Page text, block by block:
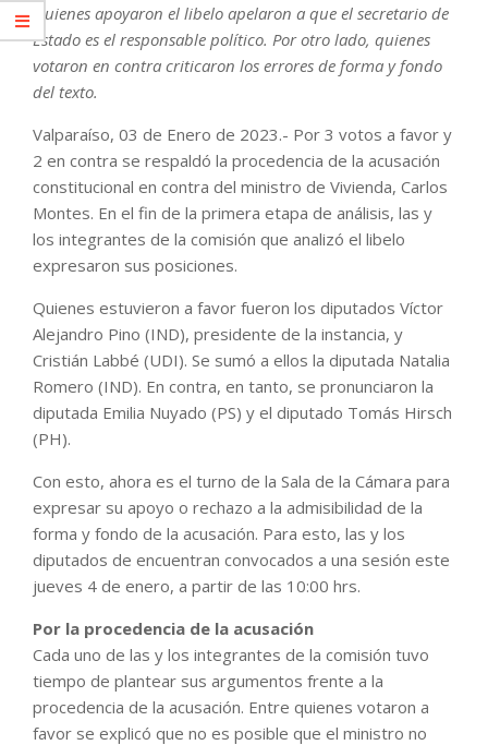
Quienes apoyaron el libelo apelaron a que el secretario de
Estado es el responsable político. Por otro lado, quienes
votaron en contra criticaron los errores de forma y fondo
del texto.
Valparaíso, 03 de Enero de 2023.- Por 3 votos a favor y
2 en contra se respaldó la procedencia de la acusación
constitucional en contra del ministro de Vivienda, Carlos
Montes. En el fin de la primera etapa de análisis, las y
los integrantes de la comisión que analizó el libelo
expresaron sus posiciones.
Quienes estuvieron a favor fueron los diputados Víctor
Alejandro Pino (IND), presidente de la instancia, y
Cristián Labbé (UDI). Se sumó a ellos la diputada Natalia
Romero (IND). En contra, en tanto, se pronunciaron la
diputada Emilia Nuyado (PS) y el diputado Tomás Hirsch
(PH).
Con esto, ahora es el turno de la Sala de la Cámara para
expresar su apoyo o rechazo a la admisibilidad de la
forma y fondo de la acusación. Para esto, las y los
diputados de encuentran convocados a una sesión este
jueves 4 de enero, a partir de las 10:00 hrs.
Por la procedencia de la acusación
Cada uno de las y los integrantes de la comisión tuvo
tiempo de plantear sus argumentos frente a la
procedencia de la acusación. Entre quienes votaron a
favor se explicó que no es posible que el ministro no